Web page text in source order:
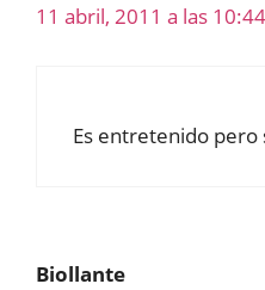
11 abril, 2011 a las 10:44
Es entretenido pero
Biollante